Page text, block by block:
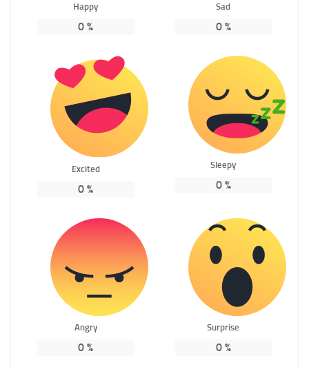
Happy
0 %
Sad
0%
Excited
0 %
Sleepy
0%
Angry
0 %
Surprise
0%